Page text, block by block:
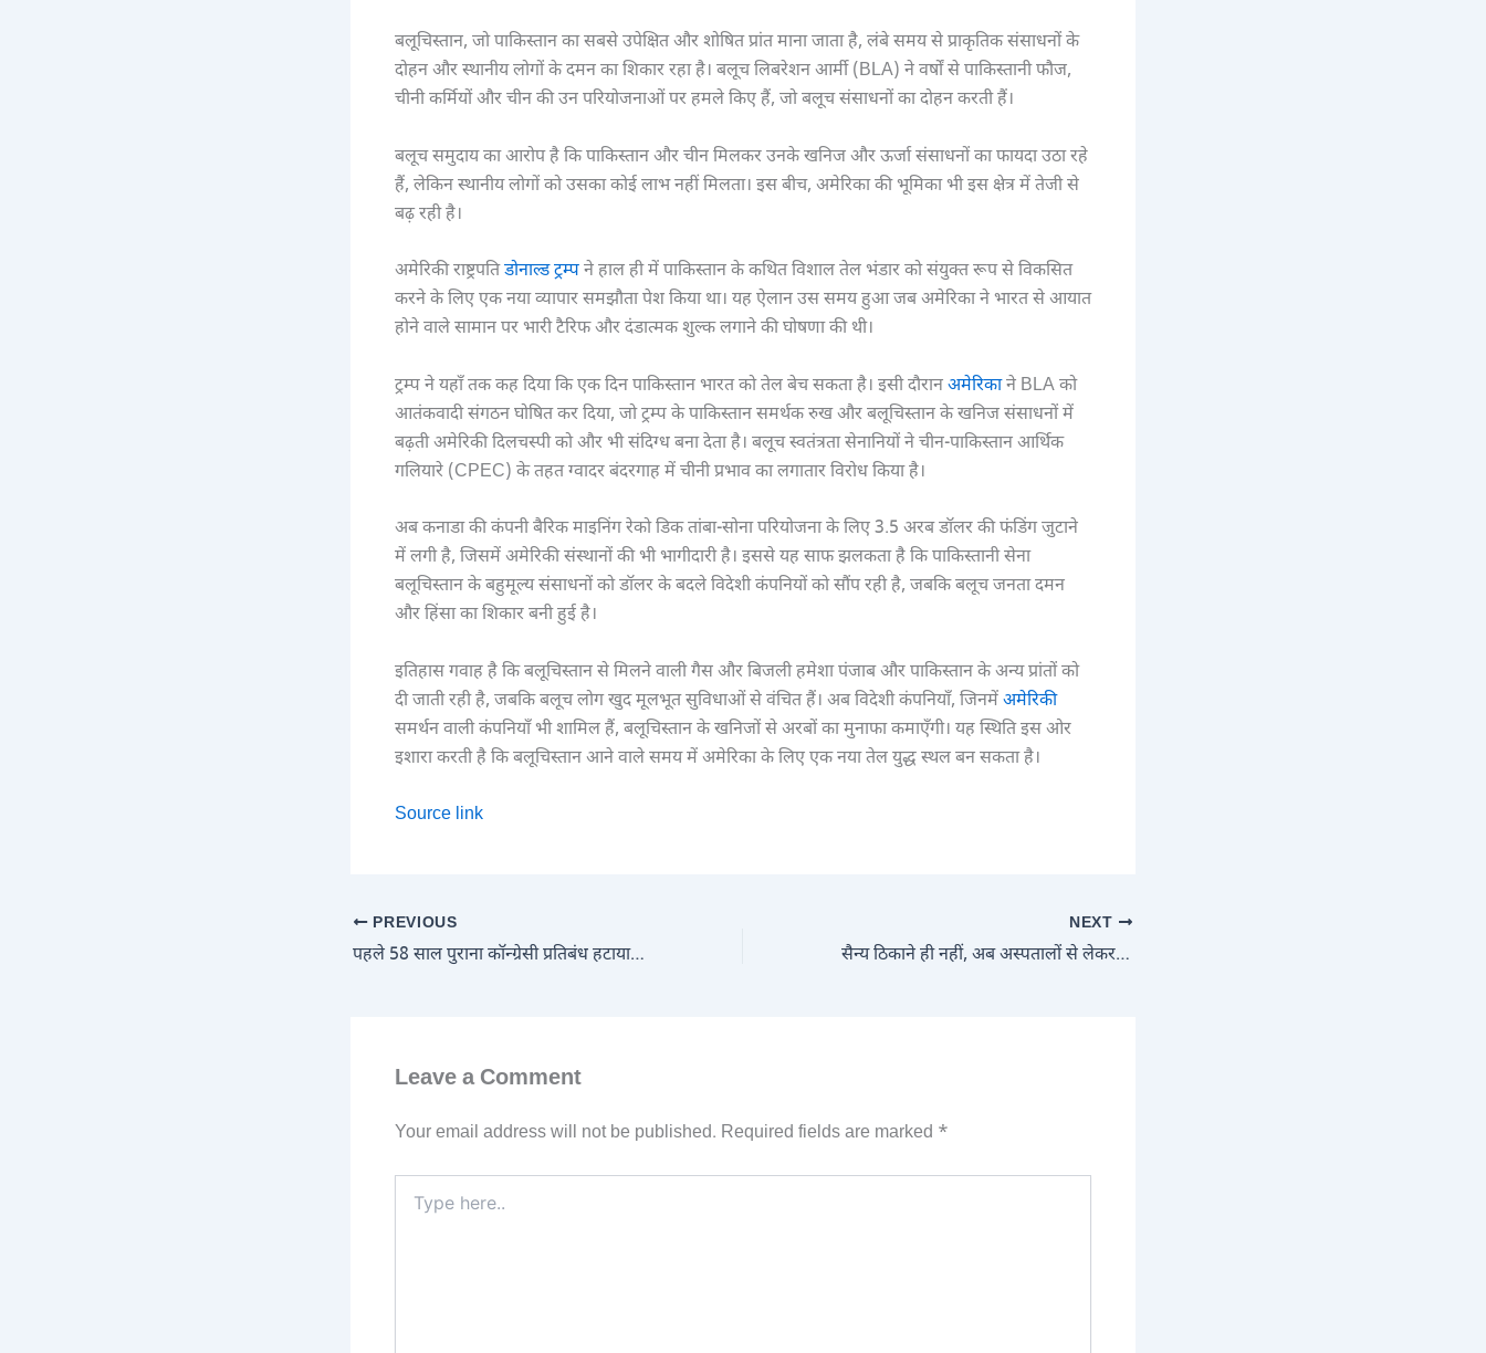
बलूचिस्तान, जो पाकिस्तान का सबसे उपेक्षित और शोषित प्रांत माना जाता है, लंबे समय से प्राकृतिक संसाधनों के
दोहन और स्थानीय लोगों के दमन का शिकार रहा है। बलूच लिबरेशन आर्मी (BLA) ने वर्षों से पाकिस्तानी फौज,
चीनी कर्मियों और चीन की उन परियोजनाओं पर हमले किए हैं, जो बलूच संसाधनों का दोहन करती हैं।
बलूच समुदाय का आरोप है कि पाकिस्तान और चीन मिलकर उनके खनिज और ऊर्जा संसाधनों का फायदा उठा रहे
हैं, लेकिन स्थानीय लोगों को उसका कोई लाभ नहीं मिलता। इस बीच, अमेरिका की भूमिका भी इस क्षेत्र में तेजी से
बढ़ रही है।
अमेरिकी राष्ट्रपतिडोनाल्ड ट्रम्पने हाल ही में पाकिस्तान के कथित विशाल तेल भंडार को संयुक्त रूप से विकसित
करने के लिए एक नया व्यापार समझौता पेश किया था। यह ऐलान उस समय हुआ जब अमेरिका ने भारत से आयात
होने वाले सामान पर भारी टैरिफ और दंडात्मक शुल्क लगाने की घोषणा की थी।
ट्रम्प ने यहाँ तक कह दिया कि एक दिन पाकिस्तान भारत को तेल बेच सकता है। इसी दौरानअमेरिकाने BLA को
आतंकवादी संगठन घोषित कर दिया, जो ट्रम्प के पाकिस्तान समर्थक रुख और बलूचिस्तान के खनिज संसाधनों में
बढ़ती अमेरिकी दिलचस्पी को और भी संदिग्ध बना देता है। बलूच स्वतंत्रता सेनानियों ने चीन-पाकिस्तान आर्थिक
गलियारे (CPEC) के तहत ग्वादर बंदरगाह में चीनी प्रभाव का लगातार विरोध किया है।
अब कनाडा की कंपनी बैरिक माइनिंग रेको डिक तांबा-सोना परियोजना के लिए 3.5 अरब डॉलर की फंडिंग जुटाने
में लगी है, जिसमें अमेरिकी संस्थानों की भी भागीदारी है। इससे यह साफ झलकता है कि पाकिस्तानी सेना
बलूचिस्तान के बहुमूल्य संसाधनों को डॉलर के बदले विदेशी कंपनियों को सौंप रही है, जबकि बलूच जनता दमन
और हिंसा का शिकार बनी हुई है।
इतिहास गवाह है कि बलूचिस्तान से मिलने वाली गैस और बिजली हमेशा पंजाब और पाकिस्तान के अन्य प्रांतों को
दी जाती रही है, जबकि बलूच लोग खुद मूलभूत सुविधाओं से वंचित हैं। अब विदेशी कंपनियाँ, जिनमेंअमेरिकी
समर्थन वाली कंपनियाँ भी शामिल हैं, बलूचिस्तान के खनिजों से अरबों का मुनाफा कमाएँगी। यह स्थिति इस ओर
इशारा करती है कि बलूचिस्तान आने वाले समय में अमेरिका के लिए एक नया तेल युद्ध स्थल बन सकता है।
Source link
PREVIOUS
पहले 58 साल पुराना कॉन्ग्रेसी प्रतिबंध हटाया, अब लाल किले से कहा- मुझे गर्व है: जिस RSS का स्वयंसेवक होने पर छीन लेते थे नौकरी, उसकी राष्ट्र सेवा को PM ने किया नमन
NEXT
सैन्य ठिकाने ही नहीं, अब अस्पतालों से लेकर मंदिरों की भी सुरक्षा में ‘सुदर्शन कवच’ रहेगा तैनात: PM मोदी ने कहा- श्रीकृष्ण के सुदर्शन से मिली प्रेरणा, जानें 2035 तक कैसे बदलेगी तस्वीर
Leave a Comment
Your email address will not be published. Required fields are marked *
here..